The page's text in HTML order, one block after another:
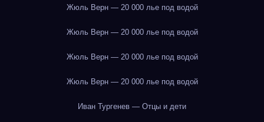
Жюль Верн — 20 000 лье под водой
Жюль Верн — 20 000 лье под водой
Жюль Верн — 20 000 лье под водой
Жюль Верн — 20 000 лье под водой
Иван Тургенев — Отцы и дети